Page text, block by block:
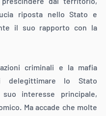
riposta nello Stato e
il suo rapporto con la
criminali e la mafia
delegittimare lo Stato
interesse principale,
Ma accade che molte